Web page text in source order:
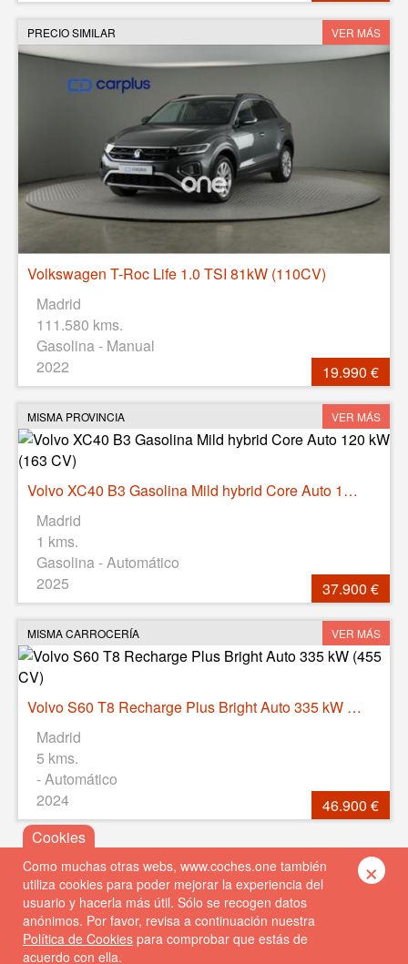
PRECIO SIMILAR VER MÁS
Volkswagen T-Roc Life 1.0 TSI 81kW (110CV)
Madrid
111.580 kms.
Gasolina - Manual
2022
19.990 €
MISMA PROVINCIA VER MÁS
Volvo XC40 B3 Gasolina Mild hybrid Core Auto 120 kW (163 CV)
Madrid
1 kms.
Gasolina - Automático
2025
37.900 €
MISMA CARROCERÍA VER MÁS
Volvo S60 T8 Recharge Plus Bright Auto 335 kW (455 CV)
Madrid
5 kms.
- Automático
2024
46.900 €
Como muchas otras webs, www.coches.one también
utiliza cookies para poder mejorar la experiencia del
usuario y hacerla más útil. Sólo se recogen datos
anónimos. Por favor, revisa a continuación nuestra
Política de Cookies para comprobar que estás de
acuerdo con ella.
×